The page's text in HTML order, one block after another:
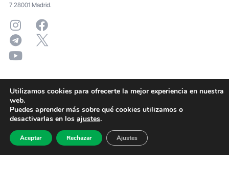
7 28001 Madrid.
Utilizamos cookies para ofrecerte la mejor experiencia en nuestra
web.
Puedes aprender más sobre qué cookies utilizamos o
desactivarlas en los ajustes.
Aceptar Rechazar Ajustes